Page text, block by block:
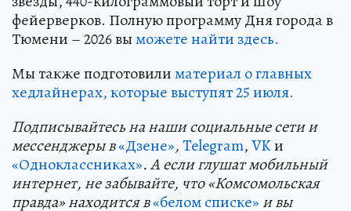
фейерверков. Полную программу Дня города в
Тюмени – 2026 выможете найти здесь.
Мы также подготовилиматериал о главных
хедлайнерах, которые выступят 25 июля.
Подписывайтесь на наши социальные сети и
мессенджеры в«Дзене»,Telegram,VKи
«Одноклассниках». А если глушат мобильный
интернет, не забывайте, что «Комсомольская
правда» находится в«белом списке» и вы